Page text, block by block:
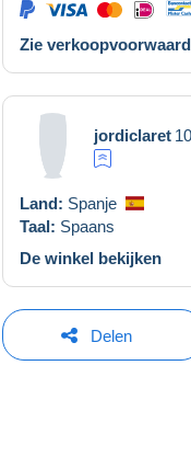
Zie
jordiclaret
Land: Spanje
Taal: Spaans
De winkel bekijken
Delen